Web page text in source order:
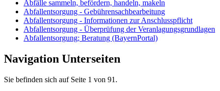
Abfälle sammeln, befördern, handeln, makeln
Abfallentsorgung - Gebührensachbearbeitung
Abfallentsorgung - Informationen zur Anschlusspflicht
Abfallentsorgung - Überprüfung der Veranlagungsgrundlagen
Abfallentsorgung; Beratung (BayernPortal)
Navigation Unterseiten
Sie befinden sich auf Seite 1 von 91.